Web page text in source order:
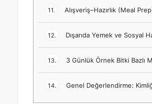
11. Alışveriş–Hazırlık (Meal
12. Dışarıda Yemek ve Sosyal
13. 3 Günlük Örnek Bitki Bazlı
14. Genel Değerlendirme: